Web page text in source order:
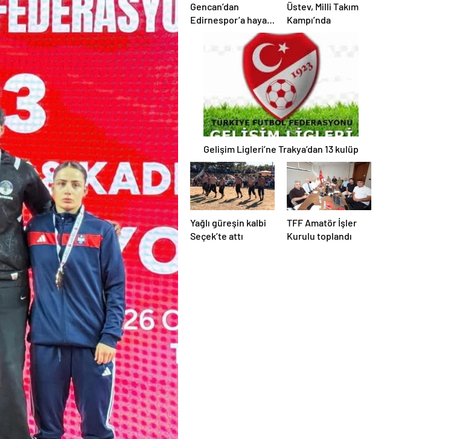
Gencan’dan
Edirnespor’a hayati
Üstev, Milli Takım
Kampı’nda
Gelişim Ligleri’ne Trakya’dan 13 kulüp
Yağlı güreşin kalbi
Seçek’te attı
TFF Amatör İşler
Kurulu toplandı